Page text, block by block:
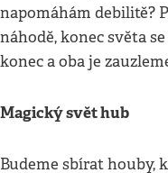
napomáhám debilitě?
náhodě, konec světa
konec a oba je
Magický svět hub
Budeme sbírat houby,